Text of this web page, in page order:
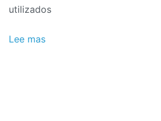
utilizados
Lee mas